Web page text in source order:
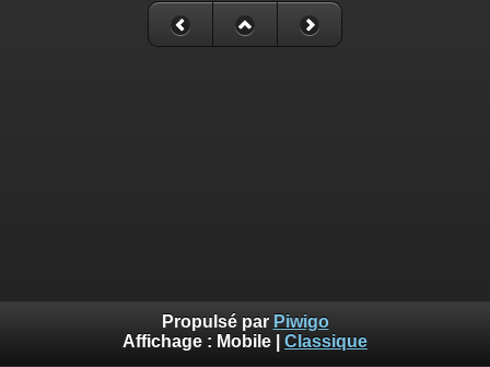
Propulsé par Piwigo
Affichage : Mobile Classique